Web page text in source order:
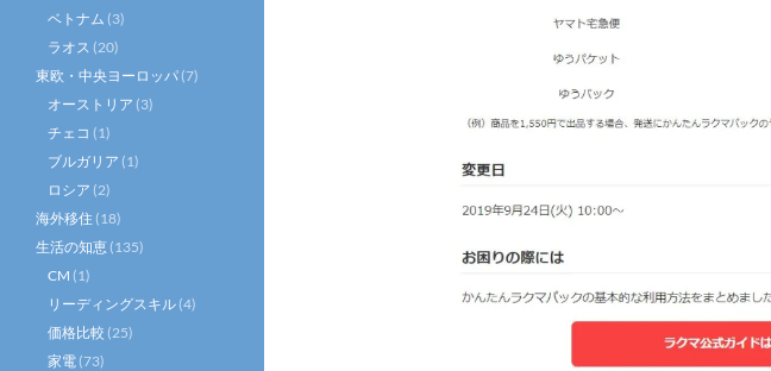
ベトナム (3)
ラオス (20)
東欧・中央ヨーロッパ (7)
オーストリア (3)
チェコ (1)
ブルガリア (1)
ロシア (2)
海外移住 (18)
生活の知恵 (135)
CM (1)
リーディングスキル (4)
価格比較 (25)
家電 (73)